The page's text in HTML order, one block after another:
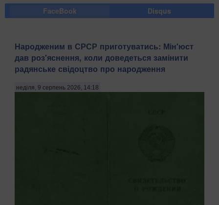
FaceBook Disqus
Народженим в СРСР приготуватись: Мін'юст
дав роз'яснення, коли доведеться замінити
радянське свідоцтво про народження
неділя, 9 серпень 2026, 14:18